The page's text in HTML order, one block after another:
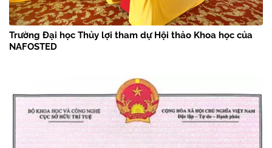
Trường Đại học Thủy lợi tham dự Hội thảo Khoa học của
NAFOSTED